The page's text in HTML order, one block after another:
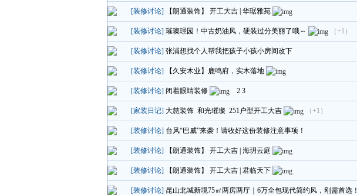
[装修讨论] 【朗通装饰】 开工大吉 | 华琚雅苑
[装修讨论] 璀璨璟园！中古奶油风，硬装过分美丽了哦～ （+1）
[装修讨论] 张浦想找个人帮我把孩子小孩小房间改下
[装修讨论] 【久安木业】鹿鸣府，实木落地
[装修讨论] 闭着眼睛装修 2 3
[家装日记] 大慈装饰 和光璀璨 251户型开工大吉 （+1）
[装修讨论] 台风“巴威”来袭！请收好这份装修注意事项！
[装修讨论] 【朗通装饰】 开工大吉 | 海玥云庭
[装修讨论] 【朗通装饰】 开工大吉 | 君临天下
[装修讨论] 昆山北城新境75㎡两房两厅｜6万全包现代简约风，刚需首选！